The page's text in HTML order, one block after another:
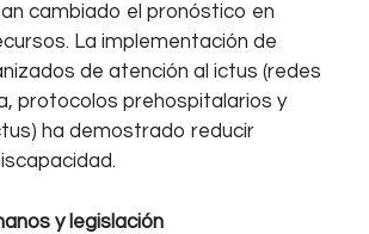
cambiado el pronóstico en
La implementación de
de atención al ictus (redes
protocolos prehospitalarios y
ha demostrado reducir
y legislación